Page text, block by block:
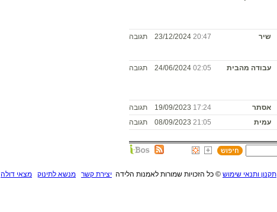
שיר 20:47
23/12/2024 תגובה
עבודה מהבית 02:05
24/06/2024 תגובה
אסתר 17:24
תגובה
עמית 21:05 תגובה
תקנון ותנאי שימוש © כל הזכויות שמורות לאמנות הלידה יצירת קשר מנשא לתינוק מצאי דולה